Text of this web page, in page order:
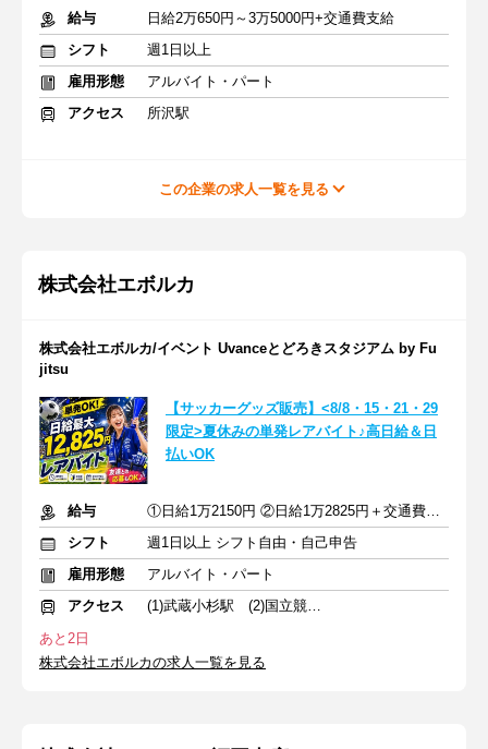
給与
日給2万650円～3万5000円+交通費支給
シフト
週1日以上
雇用形態
アルバイト・パート
アクセス
所沢駅
この企業の求人一覧を見る
株式会社エボルカ
株式会社エボルカ/イベント Uvanceとどろきスタジアム by Fu
jitsu
【サッカーグッズ販売】<8/8・15・21・29
限定>夏休みの単発レアバイト♪高日給＆日
払いOK
給与
①日給1万2150円 ②日給1万2825円＋交通費全額支給
シフト
週1日以上 シフト自由・自己申告
雇用形態
アルバイト・パート
アクセス
(1)武蔵小杉駅 (2)国立競技場駅 (3)飛田給駅
あと2日
株式会社エボルカの求人一覧を見る